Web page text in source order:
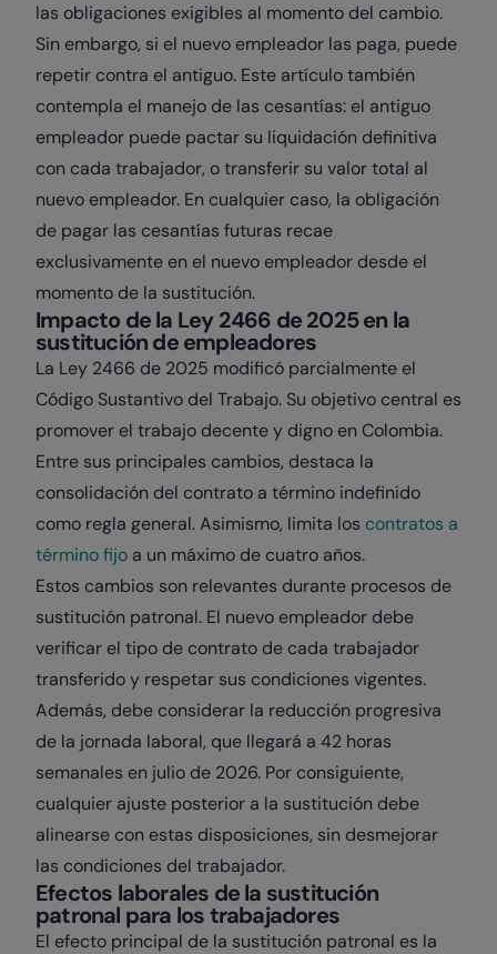
las obligaciones exigibles al momento del cambio.
Sin embargo, si el nuevo empleador las paga, puede
repetir contra el antiguo. Este artículo también
contempla el manejo de las cesantías: el antiguo
empleador puede pactar su liquidación definitiva
con cada trabajador, o transferir su valor total al
nuevo empleador. En cualquier caso, la obligación
de pagar las cesantías futuras recae
exclusivamente en el nuevo empleador desde el
momento de la sustitución.
Impacto de la Ley 2466 de 2025 en la
sustitución de empleadores
La Ley 2466 de 2025 modificó parcialmente el
Código Sustantivo del Trabajo. Su objetivo central es
promover el trabajo decente y digno en Colombia.
Entre sus principales cambios, destaca la
consolidación del contrato a término indefinido
como regla general. Asimismo, limita los contratos a
término fijo a un máximo de cuatro años.
Estos cambios son relevantes durante procesos de
sustitución patronal. El nuevo empleador debe
verificar el tipo de contrato de cada trabajador
transferido y respetar sus condiciones vigentes.
Además, debe considerar la reducción progresiva
de la jornada laboral, que llegará a 42 horas
semanales en julio de 2026. Por consiguiente,
cualquier ajuste posterior a la sustitución debe
alinearse con estas disposiciones, sin desmejorar
las condiciones del trabajador.
Efectos laborales de la sustitución
patronal para los trabajadores
El efecto principal de la sustitución patronal es la